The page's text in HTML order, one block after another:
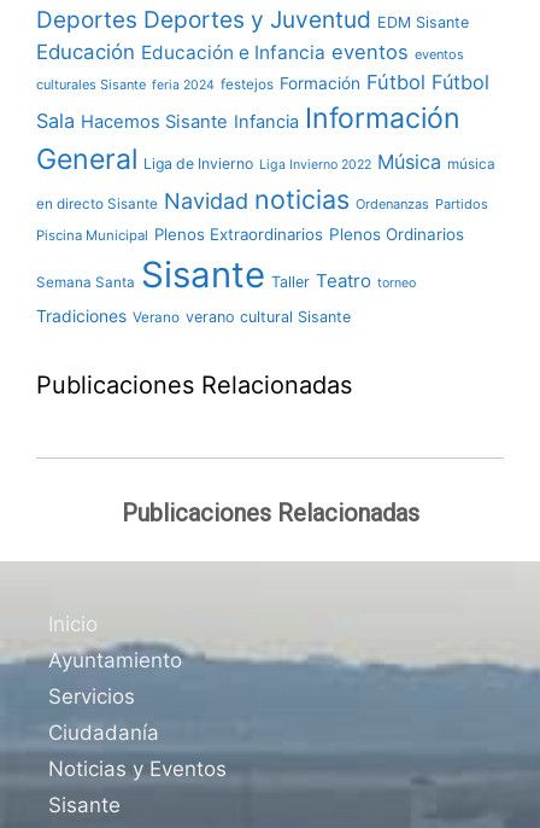
Deportes Deportes y Juventud EDM Sisante
Educación Educación e Infancia eventos eventos
culturales Sisante feria 2024 festejos Formación Fútbol Fútbol
Sala Hacemos Sisante Infancia Información
General Liga de Invierno Liga Invierno 2022 Música música
en directo Sisante Navidad noticias Ordenanzas Partidos
Piscina Municipal Plenos Extraordinarios Plenos Ordinarios
Semana Santa Sisante Taller Teatro torneo
Tradiciones Verano verano cultural Sisante
Publicaciones Relacionadas
Publicaciones Relacionadas
Inicio
Ayuntamiento
Servicios
Ciudadanía
Noticias y Eventos
Sisante